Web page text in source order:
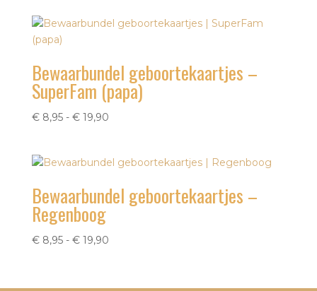
€ 19,90
Bewaarbundel geboortekaartjes –
SuperFam (papa)
€8,95 - €19,90Prijsklasse:
€ 19,90
Bewaarbundel geboortekaartjes –
Regenboog
€8,95 - €19,90Prijsklasse: